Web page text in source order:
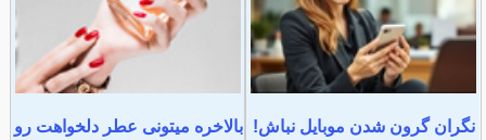
نگران گرون شدن موبایل نباش!
بالاخره میتونی عطر دلخواهت رو